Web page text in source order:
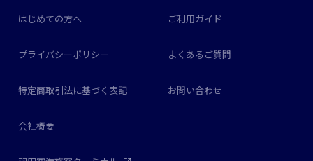
はじめての方へ ご利用ガイド
プライバシーポリシー よくあるご質問
特定商取引法に基づく表記 お問い合わせ
会社概要